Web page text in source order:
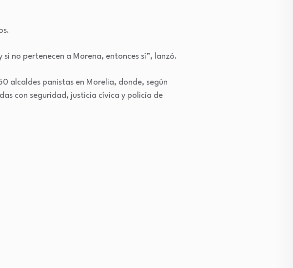
no pertenecen a Morena, entonces sí”, lanzó.
alcaldes panistas en Morelia, donde, según
con seguridad, justicia cívica y policía de